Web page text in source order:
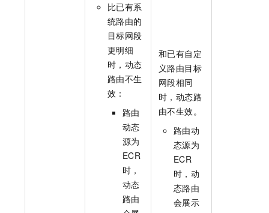
比已有系
统路由的
目标网段
更明细
时，动态
路由不生
效：
路由
动态
源为
ECR
时，
动态
路由
和已有自定
义路由目标
网段相同
时，动态路
由不生效。
路由动
态源为
ECR
时，动
态路由
会展示